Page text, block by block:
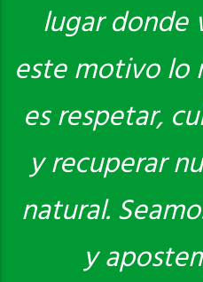
lugar donde
este motivo lo
es respetar,
y recuperar
natural.
y